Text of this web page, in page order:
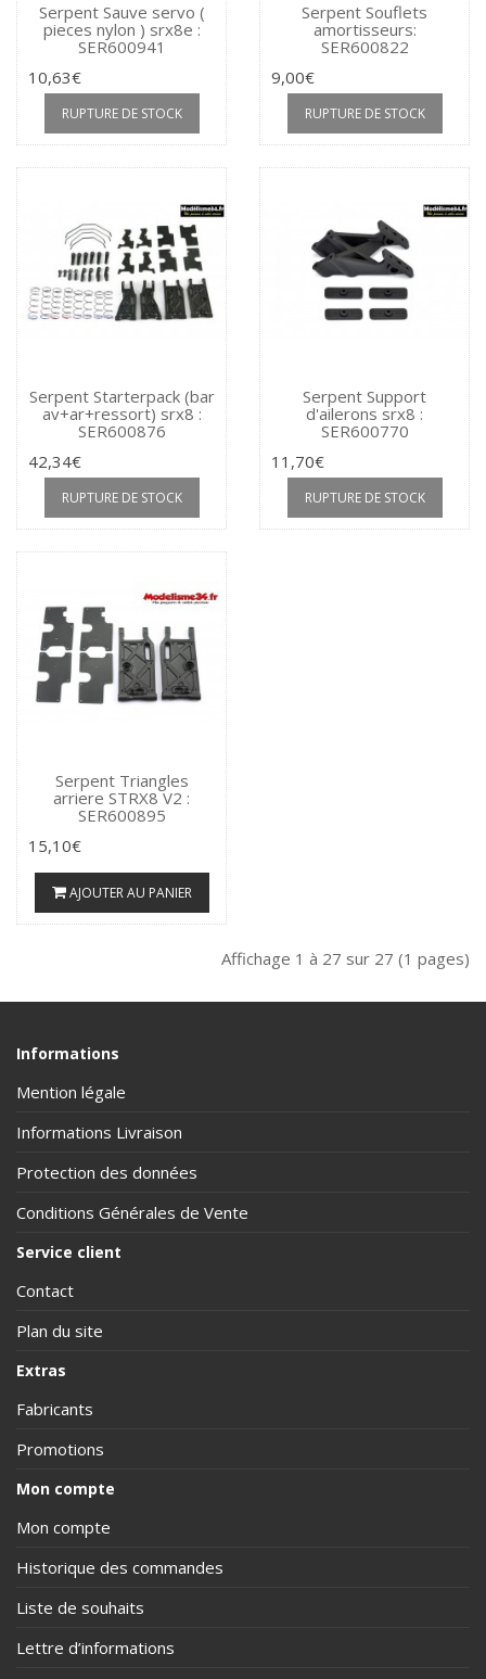
Serpent Sauve servo (
pieces nylon ) srx8e :
SER600941
10,63€
RUPTURE DE STOCK
Serpent Souflets
amortisseurs:
SER600822
9,00€
RUPTURE DE STOCK
Serpent Starterpack (bar
av+ar+ressort) srx8 :
SER600876
42,34€
RUPTURE DE STOCK
Serpent Support
d'ailerons srx8 :
SER600770
11,70€
RUPTURE DE STOCK
Serpent Triangles
arriere STRX8 V2 :
SER600895
15,10€
AJOUTER AU PANIER
Affichage 1 à 27 sur 27 (1 pages)
Informations
Mention légale
Informations Livraison
Protection des données
Conditions Générales de Vente
Service client
Contact
Plan du site
Extras
Fabricants
Promotions
Mon compte
Mon compte
Historique des commandes
Liste de souhaits
Lettre d’informations